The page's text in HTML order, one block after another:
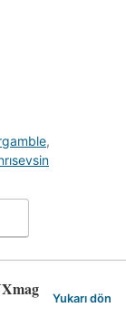
,
Yukarı dön